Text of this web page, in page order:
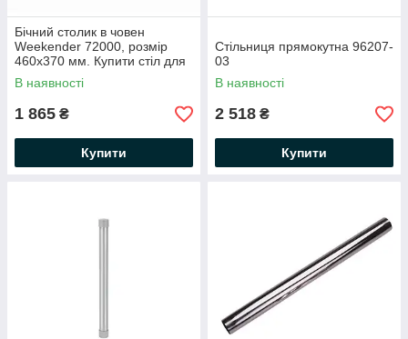
Бічний столик в човен
Weekender 72000, розмір
460х370 мм. Купити стіл для
човна, для катера
В наявності
1 865 ₴
Купити
Стільниця прямокутна 96207-
03
В наявності
2 518 ₴
Купити